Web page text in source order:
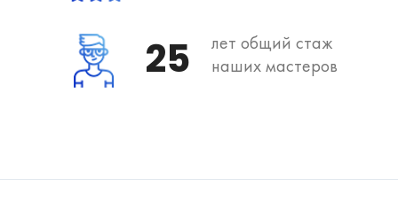
25
лет общий стаж
наших мастеров